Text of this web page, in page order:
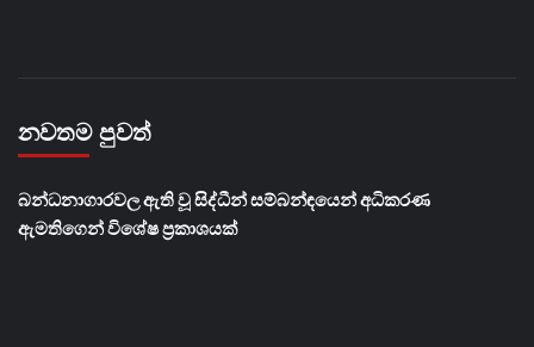
නවතම පුවත්
බන්ධනාගාරවල ඇති වූ සිද්ධීන් සම්බන්ඳයෙන් අධිකරණ
ඇමතිගෙන් විශේෂ ප්‍රකාශයක්